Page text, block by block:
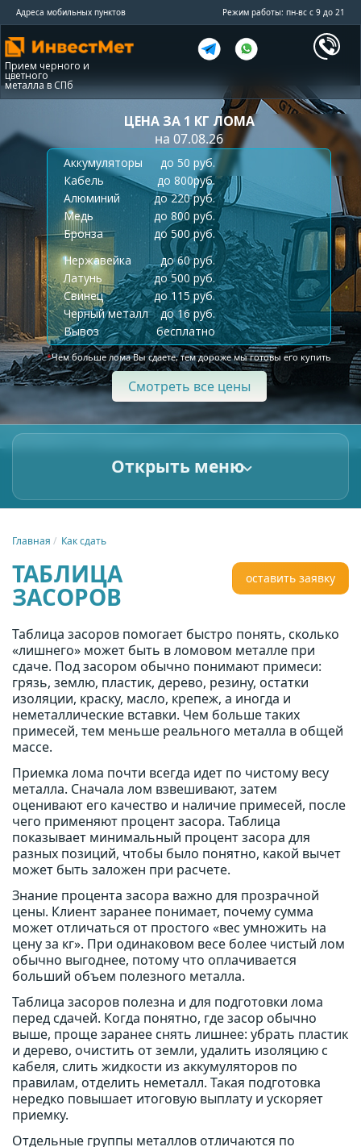
Адреса мобильных пунктов Режим работы: пн-вс с 9 до 21
Прием черного и
цветного
металла в СПб
ЦЕНА ЗА 1 КГ ЛОМА
на 07.08.26
Аккумуляторы
до 50 руб.
Кабель
до 800руб.
Алюминий
до 220 руб.
Медь
до 800 руб.
Бронза
до 500 руб.
Нержавейка
до 60 руб.
Латунь
до 500 руб.
Свинец
до 115 руб.
Черный металл
до 16 руб.
Вывоз
бесплатно
*Чем больше лома Вы сдаете, тем дороже мы готовы его купить
Смотреть все цены
Открыть меню
Главная Как сдать
ТАБЛИЦА
ЗАСОРОВ
оставить заявку
Таблица засоров помогает быстро понять, сколько
«лишнего» может быть в ломовом металле при
сдаче. Под засором обычно понимают примеси:
грязь, землю, пластик, дерево, резину, остатки
изоляции, краску, масло, крепеж, а иногда и
неметаллические вставки. Чем больше таких
примесей, тем меньше реального металла в общей
массе.
Приемка лома почти всегда идет по чистому весу
металла. Сначала лом взвешивают, затем
оценивают его качество и наличие примесей, после
чего применяют процент засора. Таблица
показывает минимальный процент засора для
разных позиций, чтобы было понятно, какой вычет
может быть заложен при расчете.
Знание процента засора важно для прозрачной
цены. Клиент заранее понимает, почему сумма
может отличаться от простого «вес умножить на
цену за кг». При одинаковом весе более чистый лом
обычно выгоднее, потому что оплачивается
больший объем полезного металла.
Таблица засоров полезна и для подготовки лома
перед сдачей. Когда понятно, где засор обычно
выше, проще заранее снять лишнее: убрать пластик
и дерево, очистить от земли, удалить изоляцию с
кабеля, слить жидкости из аккумуляторов по
правилам, отделить неметалл. Такая подготовка
нередко повышает итоговую выплату и ускоряет
приемку.
Отдельные группы металлов отличаются по